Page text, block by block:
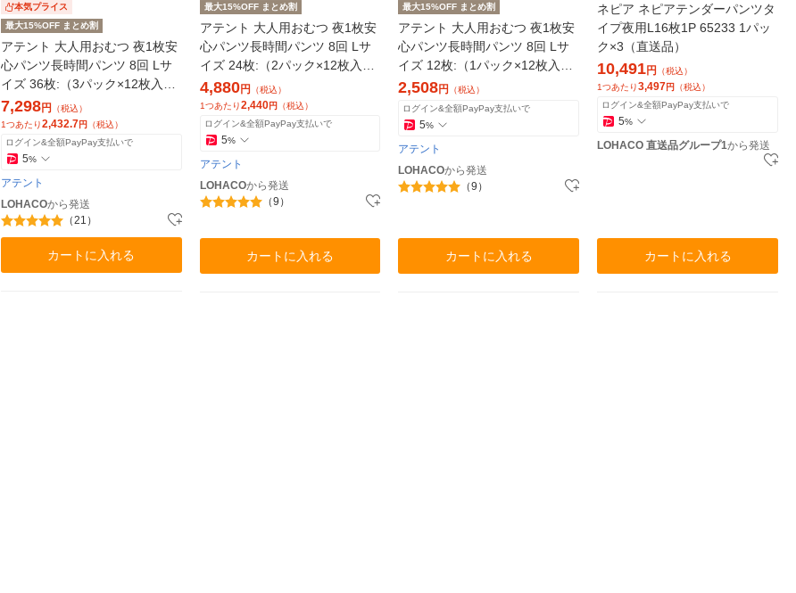
本気プライス
最大15%OFF まとめ割
アテント 大人用おむつ 夜1枚安
心パンツ長時間パンツ 8回 Lサ
イズ 36枚:（3パック×12枚入）
エリエール 大王製紙
7,298円 （税込）
1つあたり2,432.7 円 （税込）
ログイン&全額PayPay支払いで
5%
アテント
LOHACOから発送
（21）
カートに入れる
最大15%OFF まとめ割
アテント 大人用おむつ 夜1枚安
心パンツ長時間パンツ 8回 Lサ
イズ 24枚:（2パック×12枚入）
エリエール 大王製紙
4,880円 （税込）
1つあたり2,440円 （税込）
ログイン&全額PayPay支払いで
5%
アテント
LOHACOから発送
（9）
カートに入れる
最大15%OFF まとめ割
アテント 大人用おむつ 夜1枚安
心パンツ長時間パンツ 8回 Lサ
イズ 12枚:（1パック×12枚入）
エリエール 大王製紙
2,508円
（税込）
ログイン&全額PayPay支払いで
5%
アテント
LOHACOから発送
（9）
カートに入れる
ネピア ネピアテンダーパンツタ
イプ夜用L16枚1P 65233 1パッ
ク×3（直送品）
10,491円
（税込）
1つあたり3,497円
（税込）
ログイン&全額PayPay支払いで
5%
LOHACO 直送品グループ1から発送
カートに入れる